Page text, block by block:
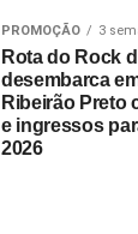
PROMOÇÃO 3
Rota do Rock
desembarca
Ribeirão Preto
e ingressos
2026